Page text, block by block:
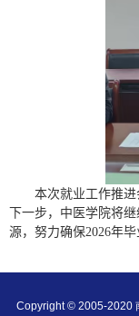
本次就业工作推进
下一步，中医学院将
源，努力确保2026年毕
Copyright © 2005-2020